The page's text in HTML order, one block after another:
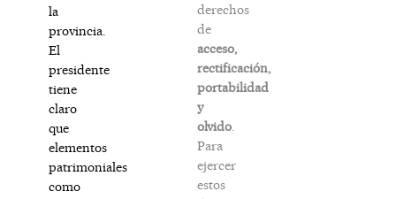
la
provincia.
El
presidente
tiene
claro
que
elementos
patrimoniales
como
derechos
de
acceso,
rectificación,
portabilidad
y
olvido
Para
ejercer
estos